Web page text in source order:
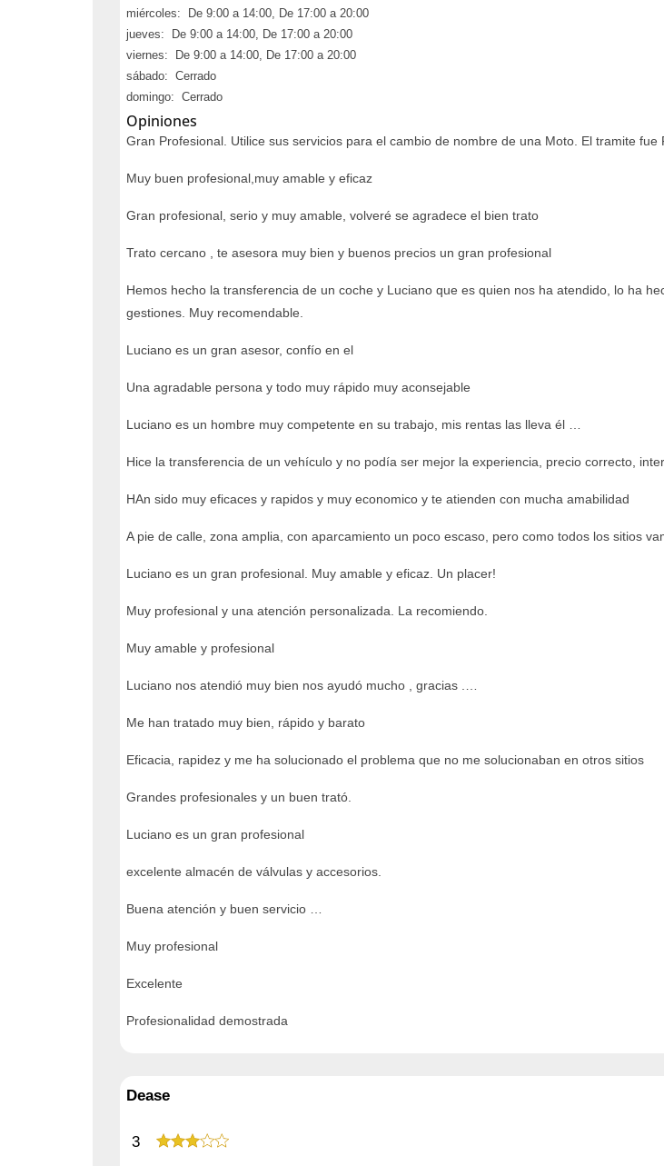
miércoles: De 9:00 a 14:00, De 17:00 a 20:00
jueves: De 9:00 a 14:00, De 17:00 a 20:00
viernes: De 9:00 a 14:00, De 17:00 a 20:00
sábado: Cerrado
domingo: Cerrado
Opiniones
Gran Profesional. Utilice sus servicios para el cambio de nombre de una Moto. El tramite fue
Muy buen profesional,muy amable y eficaz
Gran profesional, serio y muy amable, volveré se agradece el bien trato
Trato cercano , te asesora muy bien y buenos precios un gran profesional
Hemos hecho la transferencia de un coche y Luciano que es quien nos ha atendido, lo ha
gestiones. Muy recomendable.
Luciano es un gran asesor, confío en el
Una agradable persona y todo muy rápido muy aconsejable
Luciano es un hombre muy competente en su trabajo, mis rentas las lleva él …
Hice la transferencia de un vehículo y no podía ser mejor la experiencia, precio correcto,
HAn sido muy eficaces y rapidos y muy economico y te atienden con mucha amabilidad
A pie de calle, zona amplia, con aparcamiento un poco escaso, pero como todos los sitios
Luciano es un gran profesional. Muy amable y eficaz. Un placer!
Muy profesional y una atención personalizada. La recomiendo.
Muy amable y profesional
Luciano nos atendió muy bien nos ayudó mucho , gracias .…
Me han tratado muy bien, rápido y barato
Eficacia, rapidez y me ha solucionado el problema que no me solucionaban en otros sitios
Grandes profesionales y un buen trató.
Luciano es un gran profesional
excelente almacén de válvulas y accesorios.
Buena atención y buen servicio …
Muy profesional
Excelente
Profesionalidad demostrada
Dease
3